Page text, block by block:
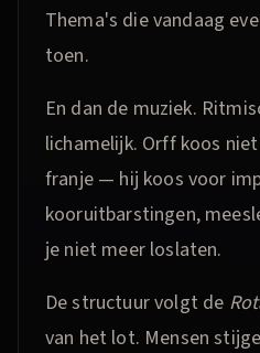
Thema's die vandaag
toen.
En dan de muziek.
lichamelijk. Orff koos
franje — hij koos voor
kooruitbarstingen,
je niet meer loslaten.
De structuur volgt de
van het lot. Mensen